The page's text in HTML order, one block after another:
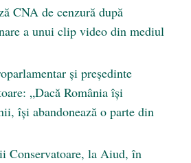
CNA de cenzură după
a unui clip video din mediul
și președinte
„Dacă România își
își abandonează o parte din
Conservatoare, la Aiud, în